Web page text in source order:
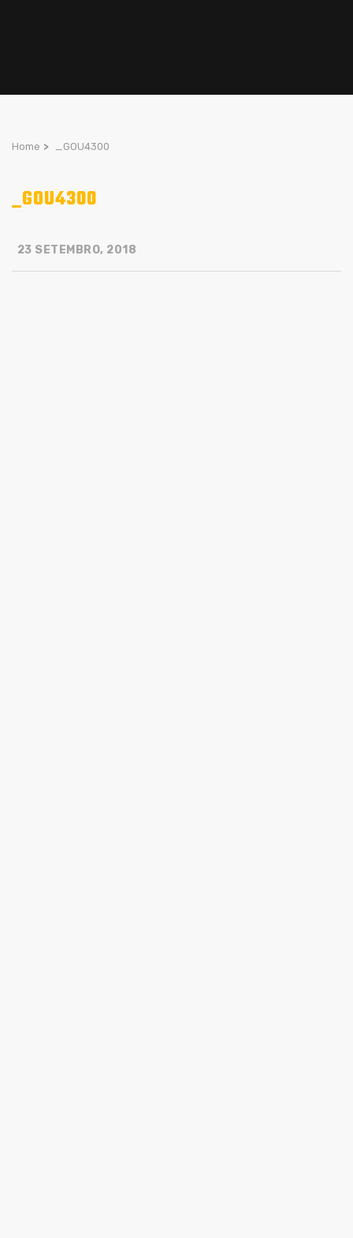
Home > _GOU4300
_GOU4300
23 SETEMBRO, 2018